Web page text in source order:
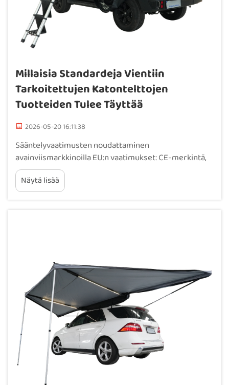
Millaisia Standardeja Vientiin
Tarkoitettujen Katontelttojen
Tuotteiden Tulee Täyttää
2026-05-20 16:11:38
Sääntelyvaatimusten noudattaminen
avainviismarkkinoilla EU:n vaatimukset: CE-merkintä,
rakenteellisen turvallisuuden standardi EN 581-1 ja
elektroniikkatuotteiden RoHS-direktiivi.
Kattoleirintäteltan vienti Euroopan unioniin edellyttää
Näytä lisää